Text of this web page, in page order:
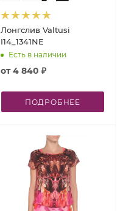
Лонгслив Valtusi
I14_1341NE
Есть в наличии
от4 840 ₽
ПОДРОБНЕЕ